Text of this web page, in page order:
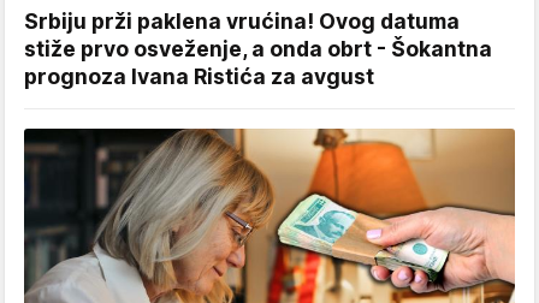
Srbiju prži paklena vrućina! Ovog datuma
stiže prvo osveženje, a onda obrt - Šokantna
prognoza Ivana Ristića za avgust